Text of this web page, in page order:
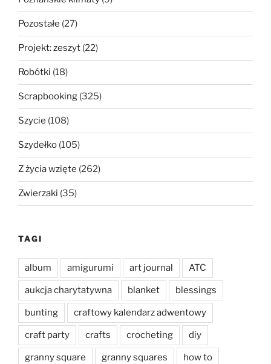
Pozostałe (27)
Projekt: zeszyt (22)
Robótki (18)
Scrapbooking (325)
Szycie (108)
Szydełko (105)
Z życia wzięte (262)
Zwierzaki (35)
TAGI
album amigurumi art journal ATC
aukcja charytatywna blanket blessings
bunting craftowy kalendarz adwentowy
craft party crafts crocheting diy
granny square granny squares how to